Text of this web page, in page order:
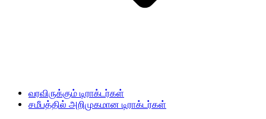
வரவிருக்கும் டிராக்டர்கள்
சமீபத்தில் அறிமுகமான டிராக்டர்கள்